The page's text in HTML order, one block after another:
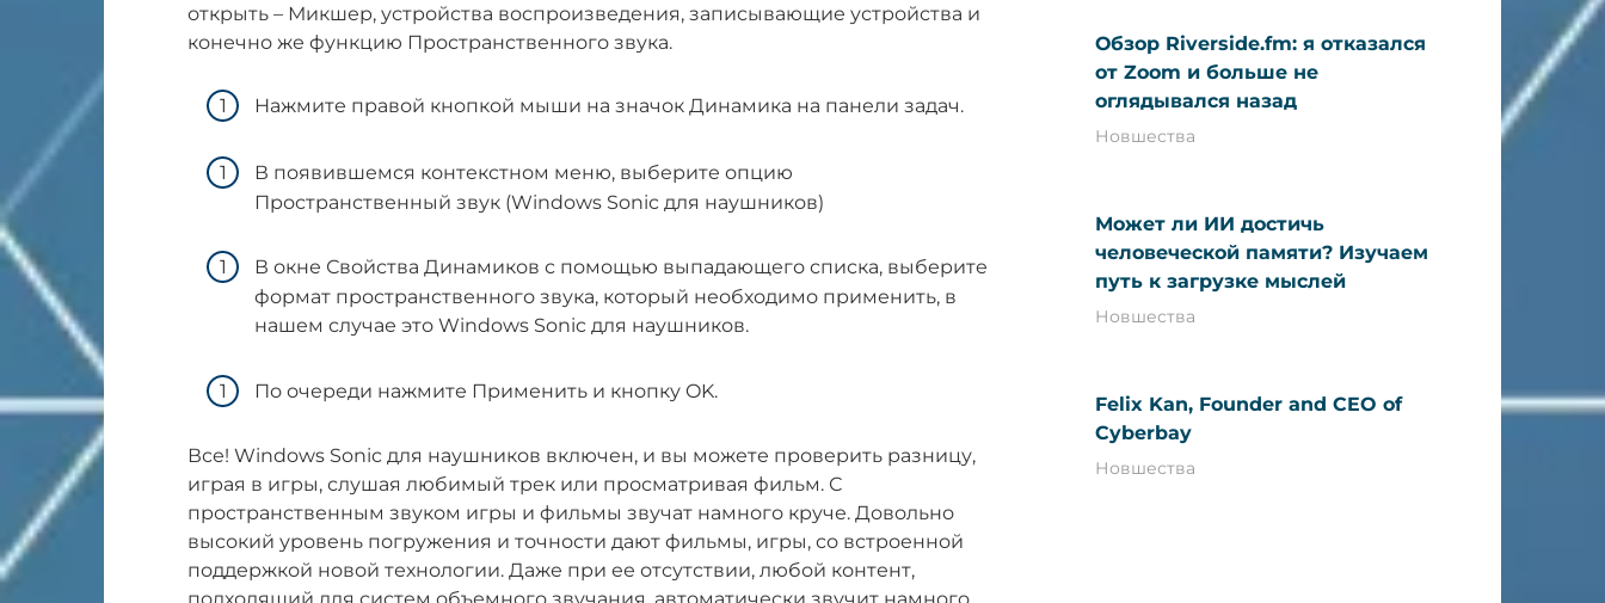
открыть – Микшер, устройства воспроизведения, записывающие устройства и
конечно же функцию Пространственного звука.
Нажмите правой кнопкой мыши на значок Динамика на панели задач.
В появившемся контекстном меню, выберите опцию
Пространственный звук (Windows Sonic для наушников)
В окне Свойства Динамиков с помощью выпадающего списка, выберите
формат пространственного звука, который необходимо применить, в
нашем случае это Windows Sonic для наушников.
По очереди нажмите Применить и кнопку OK.
Все! Windows Sonic для наушников включен, и вы можете проверить разницу,
играя в игры, слушая любимый трек или просматривая фильм. С
пространственным звуком игры и фильмы звучат намного круче. Довольно
высокий уровень погружения и точности дают фильмы, игры, со встроенной
поддержкой новой технологии. Даже при ее отсутствии, любой контент,
Обзор Riverside.fm: я отказался
от Zoom и больше не
оглядывался назад
Новшества
Может ли ИИ достичь
человеческой памяти? Изучаем
путь к загрузке мыслей
Новшества
Felix Kan, Founder and CEO of
Cyberbay
Новшества